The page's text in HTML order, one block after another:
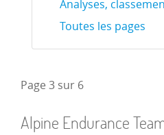
Analyses,
Toutes les pages
Page 3 sur 6
Alpine Endurance